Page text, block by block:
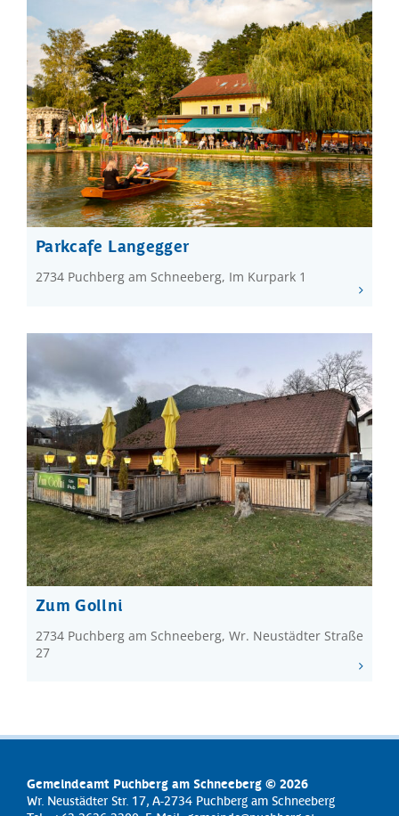
Parkcafe Langegger
2734 Puchberg am Schneeberg, Im Kurpark 1
Zum Gollni
2734 Puchberg am Schneeberg, Wr. Neustädter Straße
27
Gemeindeamt Puchberg am Schneeberg © 2026
Wr. Neustädter Str. 17, A-2734 Puchberg am Schneeberg